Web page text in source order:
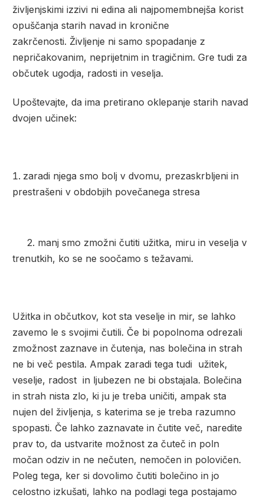
življenjskimi izzivi ni edina ali najpomembnejša korist
opuščanja starih navad in kronične
zakrčenosti. Življenje ni samo spopadanje z
nepričakovanim, neprijetnim in tragičnim. Gre tudi za
občutek ugodja, radosti in veselja.
Upoštevajte, da ima pretirano oklepanje starih navad
dvojen učinek:
zaradi njega smo bolj v dvomu, prezaskrbljeni in
prestrašeni v obdobjih povečanega stresa
2. manj smo zmožni čutiti užitka, miru in veselja v
trenutkih, ko se ne soočamo s težavami.
Užitka in občutkov, kot sta veselje in mir, se lahko
zavemo le s svojimi čutili. Če bi popolnoma odrezali
zmožnost zaznave in čutenja, nas bolečina in strah
ne bi več pestila. Ampak zaradi tega tudi užitek,
veselje, radost in ljubezen ne bi obstajala. Bolečina
in strah nista zlo, ki ju je treba uničiti, ampak sta
nujen del življenja, s katerima se je treba razumno
spopasti. Če lahko zaznavate in čutite več, naredite
prav to, da ustvarite možnost za čuteč in poln
močan odziv in ne nečuten, nemočen in polovičen.
Poleg tega, ker si dovolimo čutiti bolečino in jo
celostno izkušati, lahko na podlagi tega postajamo